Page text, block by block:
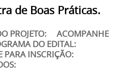
de Boas Práticas.
PROJETO: ACOMPANHE
DO EDITAL:
PARA INSCRIÇÃO: